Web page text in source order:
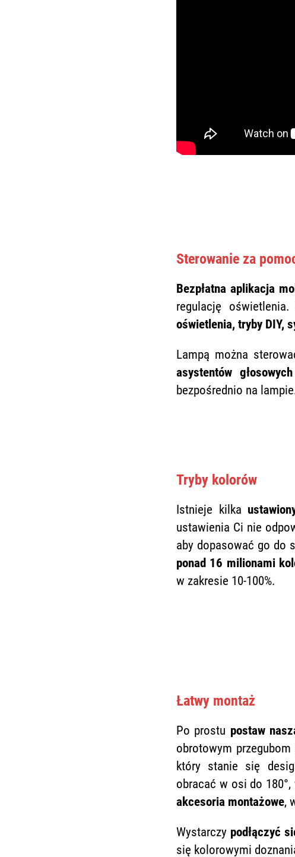
Sterowanie za
Bezpłatna aplikacja
regulację
oświetlenia, tryby DIY,
Lampą można
asystentów głosowych
bezpośrednio na
Tryby kolorów
Istnieje kilka
ustawienia Ci nie
aby dopasować go do
ponad 16 milionami
w zakresie 10-100%.
Łatwy montaż
Po prostu postaw
obrotowym
który stanie się
obracać w osi do
akcesoria montażowe,
Wystarczy podłączyć
się kolorowymi